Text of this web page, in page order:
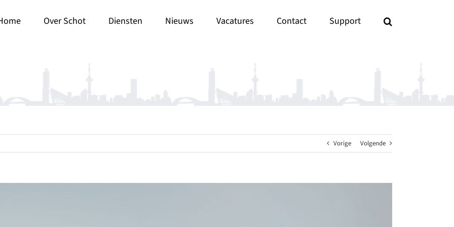
Over Schot Diensten Nieuws Vacatures Contact Support
Vorige Volgende